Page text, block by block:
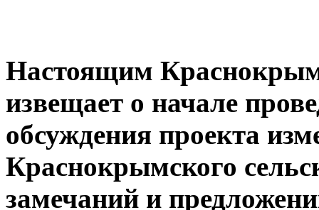
Настоящим
извещает о начале
обсуждения проекта
Краснокрымского
замечаний и